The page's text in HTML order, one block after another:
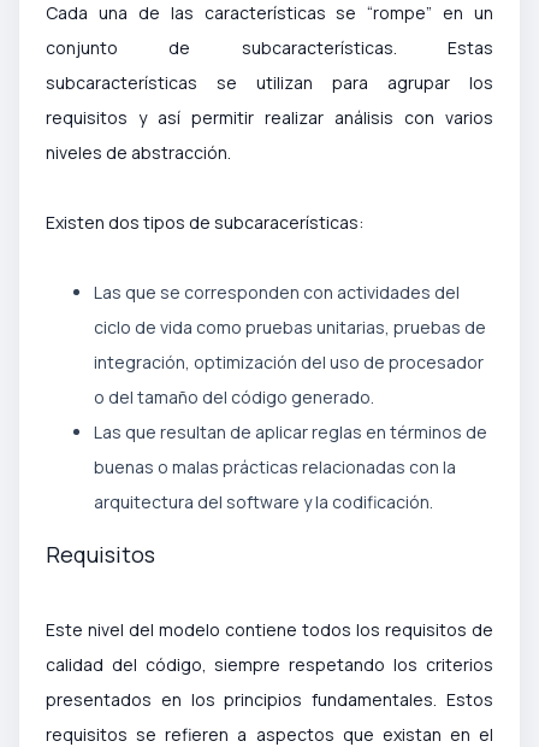
Cada una de las características se “rompe” en un
conjunto de subcaracterísticas. Estas
subcaracterísticas se utilizan para agrupar los
requisitos y así permitir realizar análisis con varios
niveles de abstracción.
Existen dos tipos de subcaracerísticas:
Las que se corresponden con actividades del
ciclo de vida como pruebas unitarias, pruebas de
integración, optimización del uso de procesador
o del tamaño del código generado.
Las que resultan de aplicar reglas en términos de
buenas o malas prácticas relacionadas con la
arquitectura del software y la codificación.
Requisitos
Este nivel del modelo contiene todos los requisitos de
calidad del código, siempre respetando los criterios
presentados en los principios fundamentales. Estos
requisitos se refieren a aspectos que existan en el